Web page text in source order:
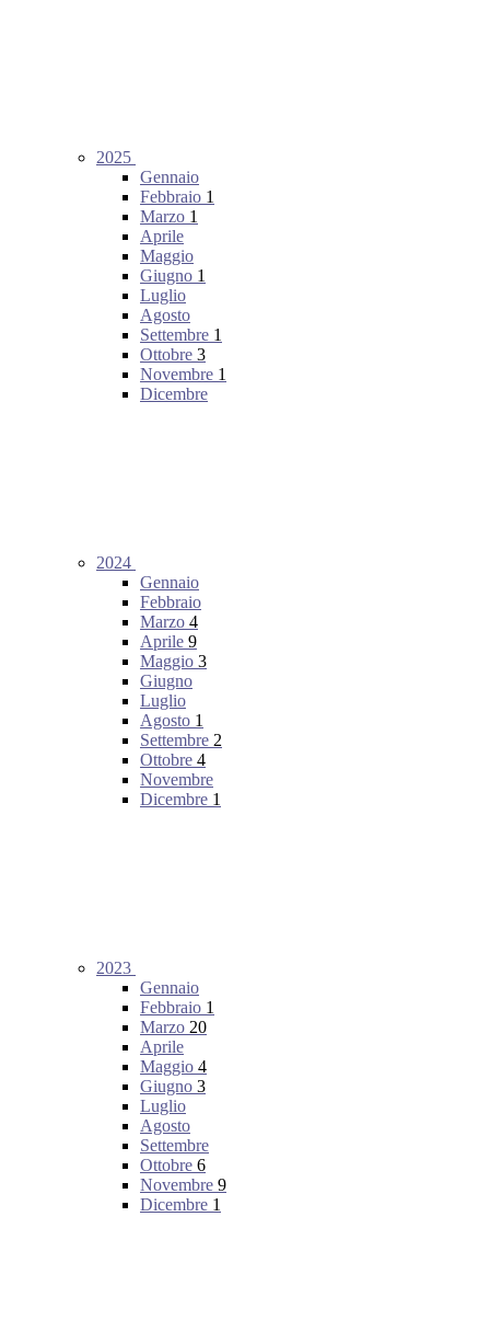
2025
Gennaio
Febbraio 1
Marzo 1
Aprile
Maggio
Giugno 1
Luglio
Agosto
Settembre 1
Ottobre 3
Novembre 1
Dicembre
2024
Gennaio
Febbraio
Marzo 4
Aprile 9
Maggio 3
Giugno
Luglio
Agosto 1
Settembre 2
Ottobre 4
Novembre
Dicembre 1
2023
Gennaio
Febbraio 1
Marzo 20
Aprile
Maggio 4
Giugno 3
Luglio
Agosto
Settembre
Ottobre 6
Novembre 9
Dicembre 1